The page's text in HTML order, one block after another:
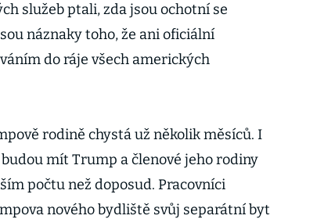
služeb ptali, zda jsou ochotní se
náznaky toho, že ani oficiální
do ráje všech amerických
rodině chystá už několik měsíců. I
mít Trump a členové jeho rodiny
počtu než doposud. Pracovníci
nového bydliště svůj separátní byt